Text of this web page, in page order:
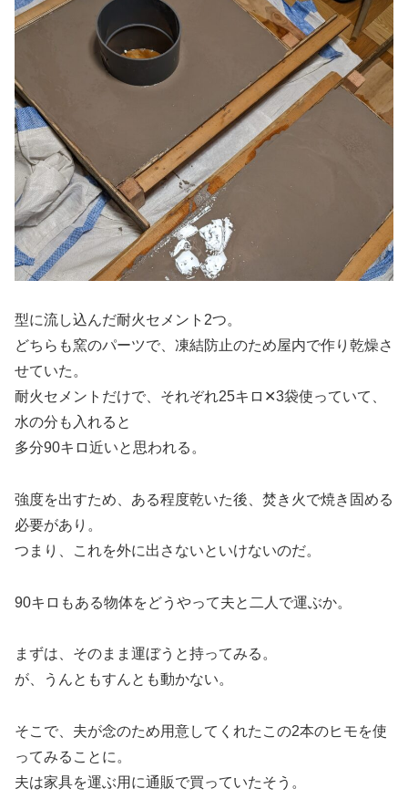
型に流し込んだ耐火セメント2つ。
どちらも窯のパーツで、凍結防止のため屋内で作り乾燥さ
せていた。
耐火セメントだけで、それぞれ25キロ✕3袋使っていて、
水の分も入れると
多分90キロ近いと思われる。
強度を出すため、ある程度乾いた後、焚き火で焼き固める
必要があり。
つまり、これを外に出さないといけないのだ。
90キロもある物体をどうやって夫と二人で運ぶか。
まずは、そのまま運ぼうと持ってみる。
が、うんともすんとも動かない。
そこで、夫が念のため用意してくれたこの2本のヒモを使
ってみることに。
夫は家具を運ぶ用に通販で買っていたそう。